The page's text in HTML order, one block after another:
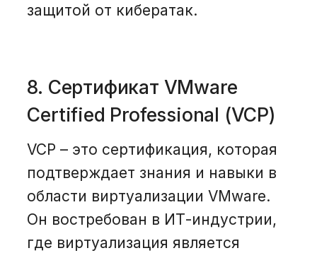
защитой от кибератак.
8. Сертификат VMware
Certified Professional (VCP)
VCP – это сертификация, которая
подтверждает знания и навыки в
области виртуализации VMware.
Он востребован в ИТ-индустрии,
где виртуализация является